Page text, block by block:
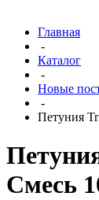
Главная
-
Каталог
-
Новые
-
Петуния
Смесь